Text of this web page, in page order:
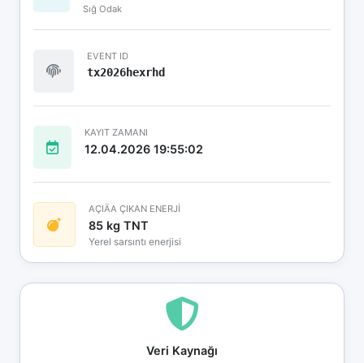
Sığ Odak
EVENT ID
tx2026hexrhd
KAYIT ZAMANI
12.04.2026 19:55:02
AÇIÄA ÇIKAN ENERJİ
85 kg TNT
Yerel sarsıntı enerjisi
Veri Kaynağı